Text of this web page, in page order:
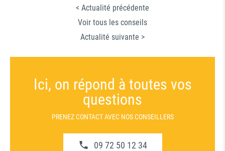
< Actualité précédente
Voir tous les conseils
Actualité suivante >
Ici, on répond à toutes vos
questions
PRENEZ CONTACT AVEC NOS CONSEILLERS
09 72 50 12 34